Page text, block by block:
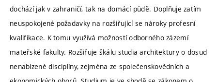
dochází jak v zahraničí, tak na domácí půdě. Doplňuje zatím
neuspokojené požadavky na rozšiřující se nároky profesní
kvalifikace. K tomu využívá možností odborného zázemí
mateřské fakulty. Rozšiřuje škálu studia architektury o dosud
nenabízené disciplíny, zejména ze společenskovědních a